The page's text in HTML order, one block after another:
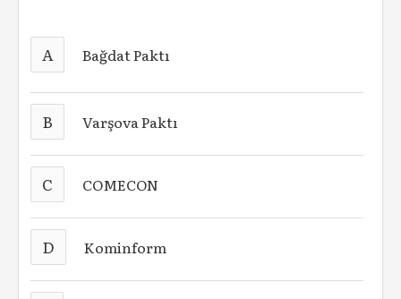
A Bağdat Paktı
B Varşova Paktı
C COMECON
D Kominform